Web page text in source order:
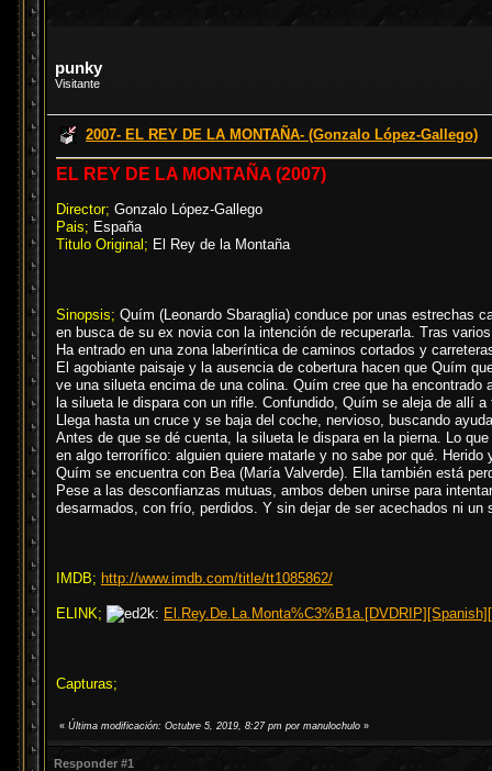
punky
Visitante
2007- EL REY DE LA MONTAÑA- (Gonzalo López-Gallego)
EL REY DE LA MONTAÑA (2007)
Director; Gonzalo López-Gallego
Pais; España
Titulo Original; El Rey de la Montaña
Sinopsis; Quím (Leonardo Sbaraglia) conduce por unas estrechas
en busca de su ex novia con la intención de recuperarla. Tras
Ha entrado en una zona laberíntica de caminos cortados y
El agobiante paisaje y la ausencia de cobertura hacen que Quím
ve una silueta encima de una colina. Quím cree que ha encontrado
la silueta le dispara con un rifle. Confundido, Quím se aleja de allí a
Llega hasta un cruce y se baja del coche, nervioso, buscando
Antes de que se dé cuenta, la silueta le dispara en la pierna. Lo
en algo terrorífico: alguien quiere matarle y no sabe por qué. Herido
Quím se encuentra con Bea (María Valverde). Ella también está
Pese a las desconfianzas mutuas, ambos deben unirse para
desarmados, con frío, perdidos. Y sin dejar de ser acechados ni un
IMDB; http://www.imdb.com/title/tt1085862/
ELINK;
Capturas;
« Última modificación: Octubre 5, 2019, 8:27 pm por manulochulo »
Responder #1